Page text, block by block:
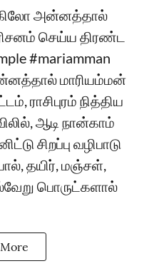
கிலோ அன்னத்தால்
செய்ய திரண்ட
#mariamman
மாரியம்மன்
ராசிபுரம் நித்திய
ஆடி நான்காம்
சிறப்பு வழிபாடு
தயிர், மஞ்சள்,
பொருட்களால்